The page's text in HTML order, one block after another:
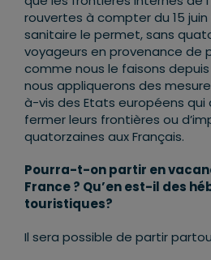
rouvertes à compter du 15
sanitaire le permet, sans
voyageurs en provenance de
comme nous le faisons
nous appliquerons des
à-vis des Etats européens
fermer leurs frontières ou
quatorzaines aux Français.
Pourra-t-on partir en
France ? Qu’en est-il des
touristiques?
Il sera possible de partir